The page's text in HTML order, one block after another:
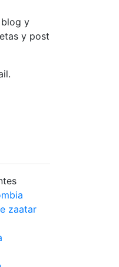
y
y post
zaatar